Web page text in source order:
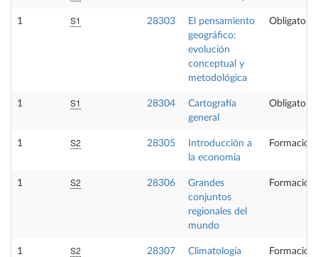
1 S1 28303
El pensamiento
geográfico:
evolución
conceptual y
metodológica
Obligatoria
1 S1 28304
Cartografía
general
Obligatoria
1 S2 28305
Introducción a
la economía
Formación
1 S2 28306
Grandes
conjuntos
regionales del
mundo
Formación
1 S2 28307 Climatología Formación